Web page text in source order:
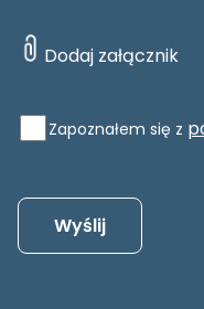
Zapoznałem się z